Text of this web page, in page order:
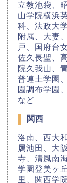
立教池袋、
山学院横浜
科、法政大
附属、大妻
戸、国府台
佐久長聖、
院久我山、
普連土学園
園調布学園
など
関西
洛南、西大
属池田、大
寺、清風南
学園登美ヶ
里、関西学